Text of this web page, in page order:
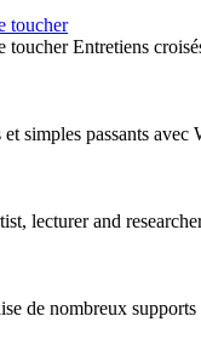
toucher
Entretiens
simples passants
lecturer and
de nombreux